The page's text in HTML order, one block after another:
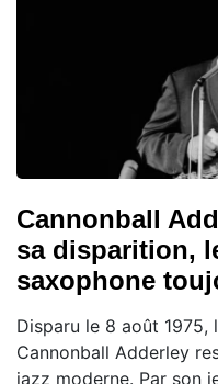
Cannonball
sa disparition,
saxophone
Disparu le 8 août 1975,
Cannonball Adderley
jazz moderne. Par son